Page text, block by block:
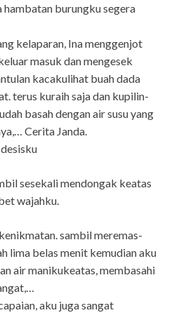
hambatan burungku segera
kelaparan, Ina menggenjot
masuk dan mengesek
kacakulihat buah dada
terus kuraih saja dan kupilin-
basah dengan air susu yang
Cerita Janda.
sesekali mendongak keatas
wajahku.
sambil meremas-
lima belas menit kemudian aku
air manikukeatas, membasahi
aku juga sangat